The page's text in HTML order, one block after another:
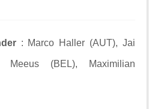
: Marco Haller (AUT), Jai
Meeus (BEL), Maximilian